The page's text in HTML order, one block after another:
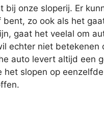
bij onze sloperij. Er
zo ook als het
gaat het veelal om
echter niet betekenen
auto levert altijd een
slopen op